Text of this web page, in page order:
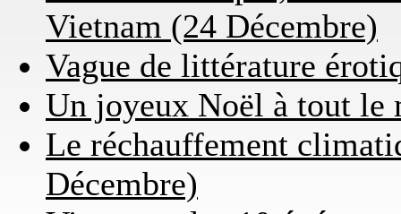
Vietnam (24 Décembre)
Vague de littérature
Un joyeux Noël à tout le
Le réchauffement
Décembre)